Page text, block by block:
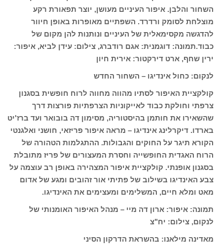
השחור והלבן. איפור העיניים מעושן, יוצר תפאורת רקע
מוצלחת לסומק ורדרד. השפתיים מאופרות באופן חיוור
להדגשה מקסימאלית של העיניים ונותנות להן מקום של
כבוד.תמונה: דוגמנית: אגם רודברג, צילום: עידן לביא, איפור:
ירין שחף, ארט דירקטור: אירית חיון
לנקום: כחול אינדיגו – השחור החדש
קולקציית האיפור לסתיו מהווה מחווה לרוח חופשית בסגנון
צרפתי וחולקת כבוד לאייקוניות הצרפתיות פורצות דרך
שהשאירו את חותמן בהיסטוריה, מסימון דה בובואר ועד ברז'יט
בארדו. דיקרלינג אינדיגו – מראה איפור פריזאי, חושני ואלגנטי
הקורא תיגר על החוקים והגבולות. ההתגלמות הטהורה של
הרוח האגדית החופשייה וחסרת המעצורים של פריז מתובלת
בסגנון אופנתי. קולקציית איפור המצהירה באופן רב עוצמה על
צבע האינדיגו בשילוב של פתיתי אור זהובים ומגע של אדום
מאט ומלא חיים, המשלימים ומעצימים את האינדיגו.
תמונה: איפור: ארון דה מיי – מנהל האיפור האומנותי של
לנקום, צילום: יח"צ
מאדינה מילאנו: בהשראת הדרקון הסיני